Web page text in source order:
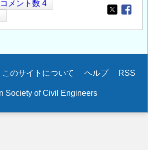
コメント数 4
Opens in
このサイトについて ヘルプ RSS
Society of Civil Engineers